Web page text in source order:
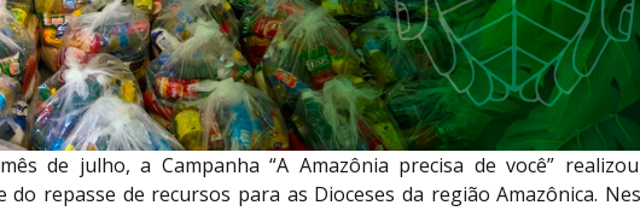
de julho, a Campanha “A Amazônia precisa de você”
do repasse de recursos para as Dioceses da região Amazônica.